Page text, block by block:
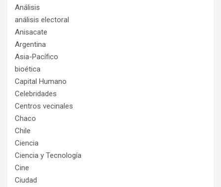
Análisis
análisis electoral
Anisacate
Argentina
Asia-Pacífico
bioética
Capital Humano
Celebridades
Centros vecinales
Chaco
Chile
Ciencia
Ciencia y Tecnología
Cine
Ciudad